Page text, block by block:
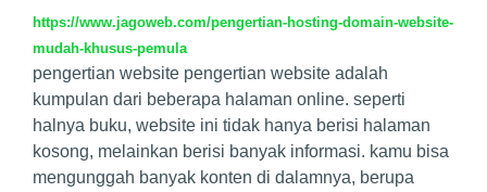
https://www.jagoweb.com/pengertian-hosting-domain-website-
mudah-khusus-pemula
pengertian website pengertian website adalah
kumpulan dari beberapa halaman online. seperti
halnya buku, website ini tidak hanya berisi halaman
kosong, melainkan berisi banyak informasi. kamu bisa
mengunggah banyak konten di dalamnya, berupa